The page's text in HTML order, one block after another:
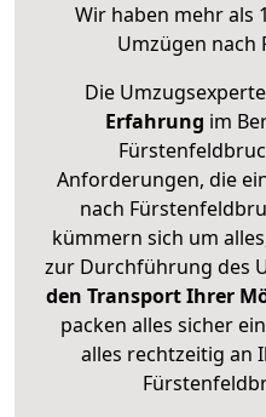
Wir haben mehr als
Umzügen nach
Die
Erfahrung im
Anforderungen, die
nach
kümmern sich um
zur Durchführung des
den Transport Ihrer
packen alles sicher
alles rechtzeitig an